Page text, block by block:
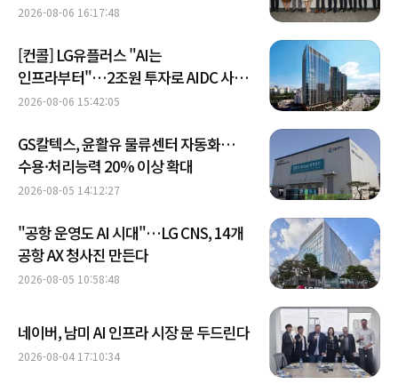
2026-08-06 16:17:48
[컨콜] LG유플러스 "AI는
인프라부터"…2조원 투자로 AIDC 사업
속도
2026-08-06 15:42:05
GS칼텍스, 윤활유 물류센터 자동화…
수용·처리능력 20% 이상 확대
2026-08-05 14:12:27
"공항 운영도 AI 시대"…LG CNS, 14개
공항 AX 청사진 만든다
2026-08-05 10:58:48
네이버, 남미 AI 인프라 시장 문 두드린다
2026-08-04 17:10:34